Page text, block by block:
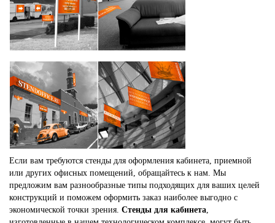
Если вам требуются стенды для оформления кабинета, приемной
или других офисных помещений, обращайтесь к нам. Мы
предложим вам разнообразные типы подходящих для ваших целей
конструкций и поможем оформить заказ наиболее выгодно с
экономической точки зрения. Стенды для кабинета,